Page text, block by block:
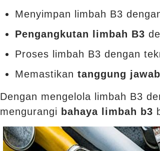
Menyimpan limbah B3
Pengangkutan limbah B3
Proses limbah B3 dengan
Memastikan tanggung
Dengan mengelola limbah B3
mengurangi bahaya limbah b3